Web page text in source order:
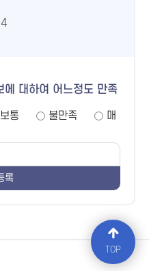
에 대하여 어느정도 만족
보통 불만족
매
TOP